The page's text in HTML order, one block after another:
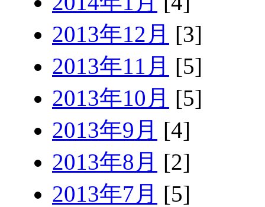
2013年12月 [3]
2013年11月 [5]
2013年10月 [5]
2013年9月 [4]
2013年8月 [2]
2013年7月 [5]